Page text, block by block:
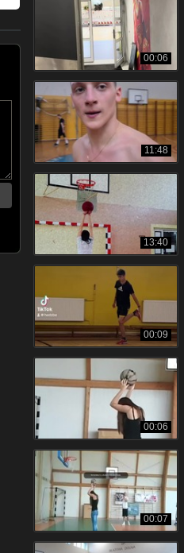
00:06
11:48
13:40
00:09
00:06
00:07